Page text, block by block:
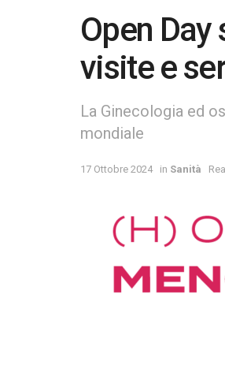
Open
visite e
La Ginecologia ed
mondiale
17 Ottobre 2024 in Sanità